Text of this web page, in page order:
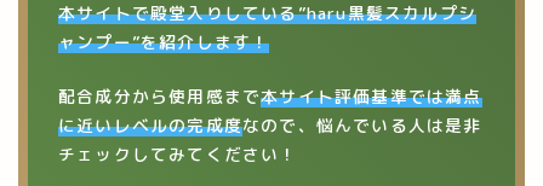
本サイトで殿堂入りしている”haru黒髪スカルプシ
ャンプー”を紹介します！
配合成分から使用感まで本サイト評価基準では満点
に近いレベルの完成度なので、悩んでいる人は是非
チェックしてみてください！